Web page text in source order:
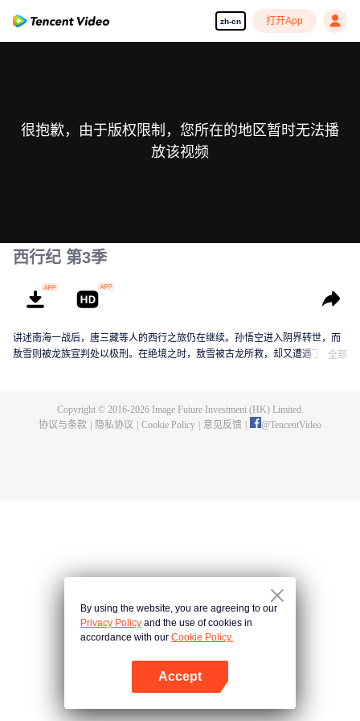
zh-cn 打开App
很抱歉，由于版权限制，您所在的地区暂时无法播
放该视频
西行纪 第3季
讲述南海一战后，唐三藏等人的西行之旅仍在继续。孙悟空进入阴界转世，而
敖雪则被龙族宣判处以极刑。在绝境之时，敖雪被古龙所救，却又遭遇了新的
全部
Copyright © 2016-2026Image Future Investment (HK) Limited.
协议与条款
隐私协议 Cookie Policy 意见反馈 @TencentVideo
By using the website, you are agreeing to our
Privacy Policy and the use of cookies in
accordance with our Cookie Policy.
Accept